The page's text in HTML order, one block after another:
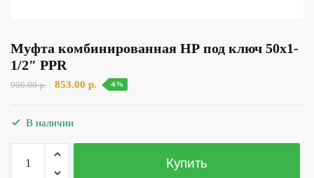
Муфта комбинированная НР под ключ 50х1-
1/2″ PPR
906.00р.
Первоначальная
853.00 р. Текущая
-6%
В наличии
Количество
товара
Купить